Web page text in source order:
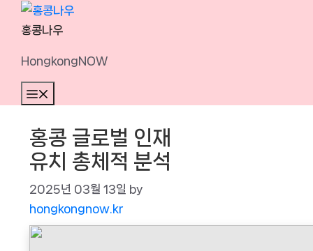
Skip
홍콩나우
HongkongNOW
홍콩 글로벌 인재
유치 총체적 분석
2025년 03월 13일 by
hongkongnow.kr